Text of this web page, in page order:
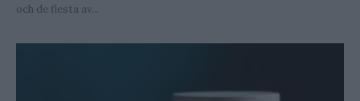
och de flesta av...